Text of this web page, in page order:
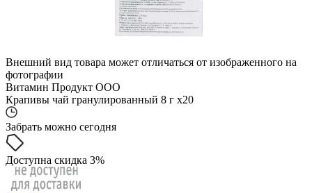
Внешний вид товара может отличаться от изображенного на
фотографии
Витамин Продукт ООО
Крапивы чай гранулированный 8 г x20
Забрать можно сегодня
Доступна скидка 3%